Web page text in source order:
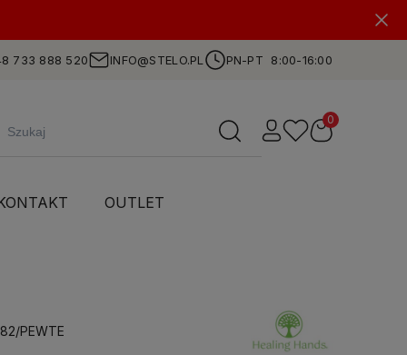
733 888 520 INFO@STELO.PL PN-PT 8:00-16:00
OUTLET
PEWTE